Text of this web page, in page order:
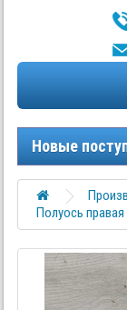
Новые
Полуось